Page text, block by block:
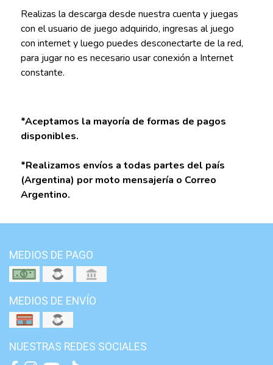
Realizas la descarga desde nuestra cuenta y juegas
con el usuario de juego adquirido, ingresas al juego
con internet y luego puedes desconectarte de la red,
para jugar no es necesario usar conexión a Internet
constante.
*Aceptamos la mayoría de formas de pagos
disponibles.
*Realizamos envíos a todas partes del país
(Argentina) por moto mensajería o Correo
Argentino.
MEDIOS DE PAGO
MEDIOS DE ENVÍO
NUESTRAS REDES SOCIALES